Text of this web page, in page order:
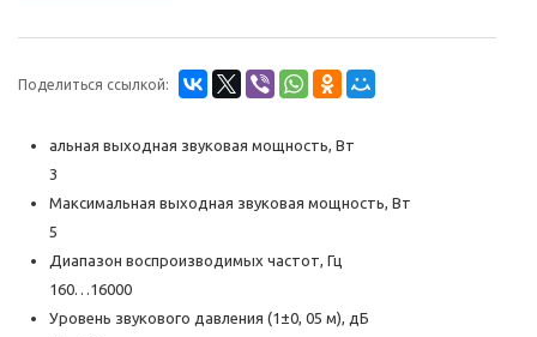
Поделиться ссылкой:
альная выходная звуковая мощность, Вт
3
Максимальная выходная звуковая мощность, Вт
5
Диапазон воспроизводимых частот, Гц
160…16000
Уровень звукового давления (1±0, 05 м), дБ